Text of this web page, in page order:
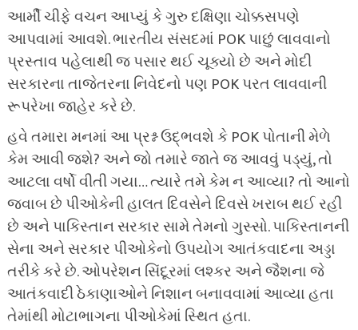
આર્મી ચીફે વચન આપ્યું કે ગુરુ દક્ષિણા ચોક્કસપણે
આપવામાં આવશે. ભારતીય સંસદમાં POK પાછું લાવવાનો
પ્રસ્તાવ પહેલાથી જ પસાર થઈ ચૂક્યો છે અને મોદી
સરકારના તાજેતરના નિવેદનો પણ POK પરત લાવવાની
રૂપરેખા જાહેર કરે છે.
હવે તમારા મનમાં આ પ્રશ્ન ઉદ્ભવશે કે POK પોતાની મેળે
કેમ આવી જશે? અને જો તમારે જાતે જ આવવું પડ્યું, તો
આટલા વર્ષો વીતી ગયા… ત્યારે તમે કેમ ન આવ્યા? તો આનો
જવાબ છે પીઓકેની હાલત દિવસેને દિવસે ખરાબ થઈ રહી
છે અને પાકિસ્તાન સરકાર સામે તેમનો ગુસ્સો. પાકિસ્તાનની
સેના અને સરકાર પીઓકેનો ઉપયોગ આતંકવાદના અડ્ડા
તરીકે કરે છે. ઓપરેશન સિંદૂરમાં લશ્કર અને જૈશના જે
આતંકવાદી ઠેકાણાઓને નિશાન બનાવવામાં આવ્યા હતા
તેમાંથી મોટાભાગના પીઓકેમાં સ્થિત હતા.